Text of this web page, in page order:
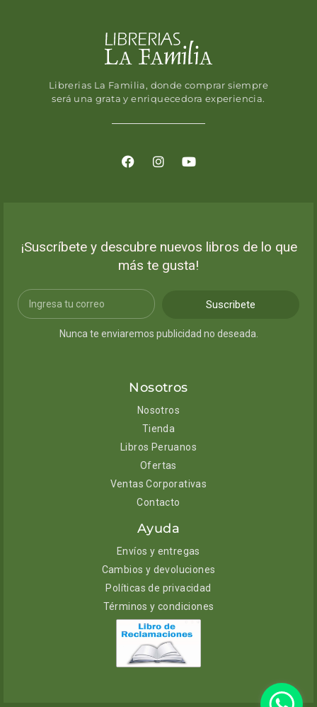
Librerias La Familia, donde comprar siempre
será una grata y enriquecedora experiencia.
¡Suscríbete y descubre nuevos libros de lo que
más te gusta!
Suscribete
Nunca te enviaremos publicidad no deseada.
Nosotros
Nosotros
Tienda
Libros Peruanos
Ofertas
Ventas Corporativas
Contacto
Ayuda
Envíos y entregas
Cambios y devoluciones
Políticas de privacidad
Términos y condiciones